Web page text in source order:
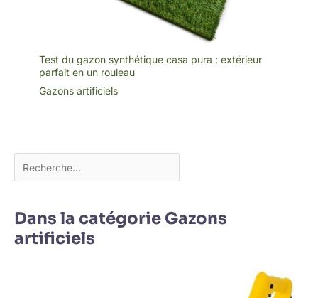
Test du gazon synthétique casa pura : extérieur
parfait en un rouleau
Gazons artificiels
Dans la catégorie Gazons
artificiels